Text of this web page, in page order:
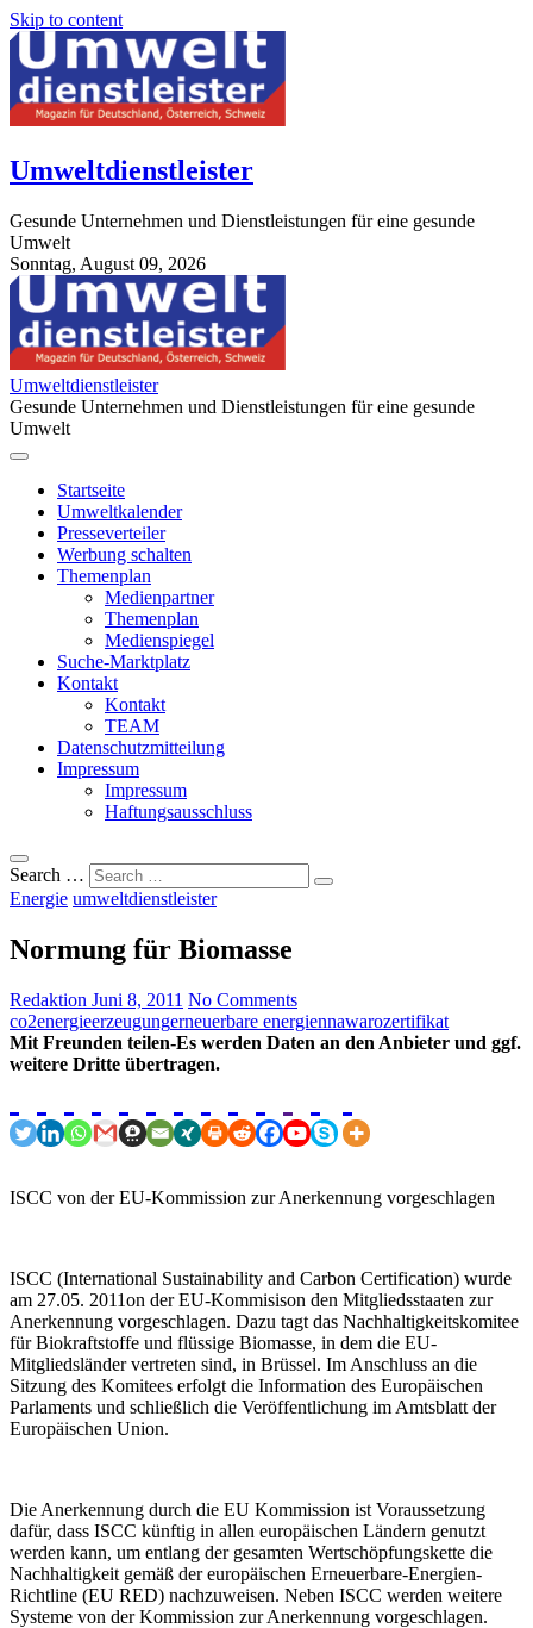
Skip to content
Umweltdienstleister
Gesunde Unternehmen und Dienstleistungen für eine gesunde
Umwelt
Sonntag, August 09, 2026
StuttgartApotheke.com
Umweltdienstleister
Gesunde Unternehmen und Dienstleistungen für eine gesunde
Umwelt
Startseite
Umweltkalender
Presseverteiler
Werbung schalten
Themenplan
Medienpartner
Themenplan
Medienspiegel
Suche-Marktplatz
Kontakt
Kontakt
TEAM
Datenschutzmitteilung
Impressum
Impressum
Haftungsausschluss
Search …
Energie umweltdienstleister
Normung für Biomasse
Redaktion Juni 8, 2011 No Comments
co2energieerzeugungerneuerbare energiennawarozertifikat
Mit Freunden teilen-Es werden Daten an den Anbieter und ggf.
weitere Dritte übertragen.
ISCC von der EU-Kommission zur Anerkennung vorgeschlagen
ISCC (International Sustainability and Carbon Certification) wurde
am 27.05. 2011on der EU-Kommisison den Mitgliedsstaaten zur
Anerkennung vorgeschlagen. Dazu tagt das Nachhaltigkeitskomitee
für Biokraftstoffe und flüssige Biomasse, in dem die EU-
Mitgliedsländer vertreten sind, in Brüssel. Im Anschluss an die
Sitzung des Komitees erfolgt die Information des Europäischen
Parlaments und schließlich die Veröffentlichung im Amtsblatt der
Europäischen Union.
Die Anerkennung durch die EU Kommission ist Voraussetzung
dafür, dass ISCC künftig in allen europäischen Ländern genutzt
werden kann, um entlang der gesamten Wertschöpfungskette die
Nachhaltigkeit gemäß der europäischen Erneuerbare-Energien-
Richtline (EU RED) nachzuweisen. Neben ISCC werden weitere
Systeme von der Kommission zur Anerkennung vorgeschlagen.